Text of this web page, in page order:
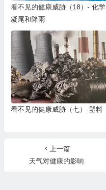
看不见的健康威胁（18）- 化学
凝尾和降雨
看不见的健康威胁（七）-塑料
上一篇
天气对健康的影响